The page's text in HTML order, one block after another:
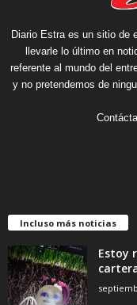
Diario Estra es un sitio de
llevarle lo último en
referente al mundo del
y no pretendemos de
Incluso más noticias
Estoy